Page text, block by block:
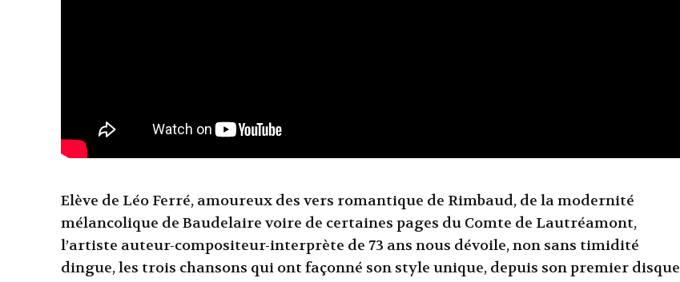
Elève de Léo Ferré, amoureux des vers romantique de Rimbaud, de la modernité
mélancolique de Baudelaire voire de certaines pages du Comte de Lautréamont,
l’artiste auteur-compositeur-interprète de 73 ans nous dévoile, non sans timidité
dingue, les trois chansons qui ont façonné son style unique, depuis son premier disque